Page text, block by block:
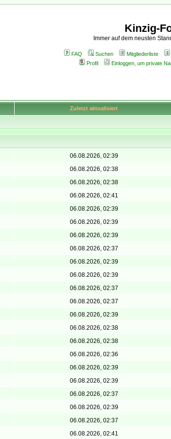
Kinzig-
Immer auf dem neusten
FAQ Suchen Mitgliederliste
Profil
Einloggen, um private
Zuletzt aktualisiert
06.08.2026, 02:39
06.08.2026, 02:38
06.08.2026, 02:38
06.08.2026, 02:41
06.08.2026, 02:39
06.08.2026, 02:39
06.08.2026, 02:39
06.08.2026, 02:37
06.08.2026, 02:39
06.08.2026, 02:39
06.08.2026, 02:37
06.08.2026, 02:37
06.08.2026, 02:39
06.08.2026, 02:38
06.08.2026, 02:38
06.08.2026, 02:36
06.08.2026, 02:39
06.08.2026, 02:39
06.08.2026, 02:37
06.08.2026, 02:39
06.08.2026, 02:37
06.08.2026, 02:41